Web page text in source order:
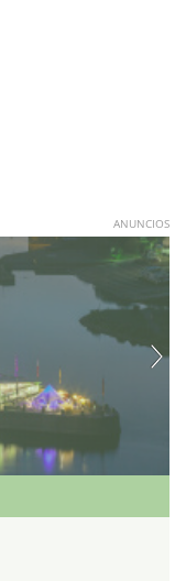
ANUNCIOS